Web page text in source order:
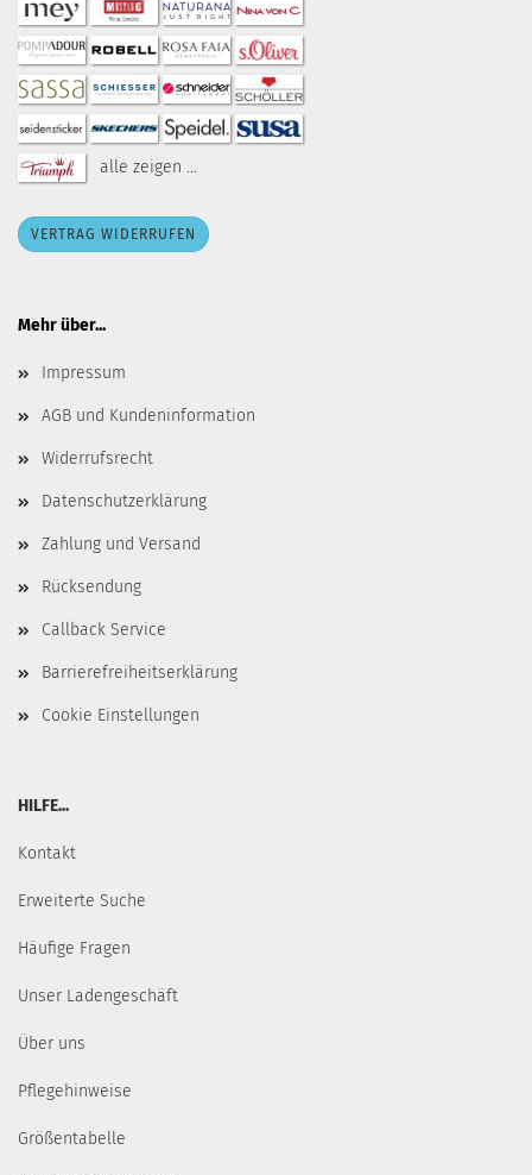
alle zeigen ...
VERTRAG WIDERRUFEN
Mehr über...
Impressum
AGB und Kundeninformation
Widerrufsrecht
Datenschutzerklärung
Zahlung und Versand
Rücksendung
Callback Service
Barrierefreiheitserklärung
Cookie Einstellungen
HILFE...
Kontakt
Erweiterte Suche
Häufige Fragen
Unser Ladengeschäft
Über uns
Pflegehinweise
Größentabelle